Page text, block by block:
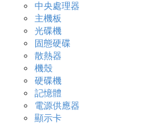
中央處理器
主機板
光碟機
固態硬碟
散熱器
機殼
硬碟機
記憶體
電源供應器
顯示卡